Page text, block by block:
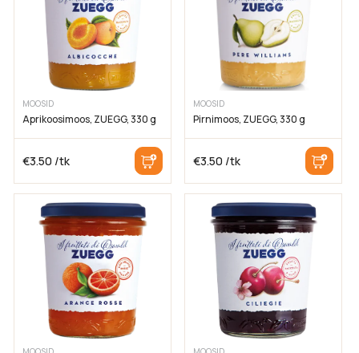
MOOSID
Aprikoosimoos, ZUEGG, 330 g
€3.50 /tk
MOOSID
Pirnimoos, ZUEGG, 330 g
€3.50 /tk